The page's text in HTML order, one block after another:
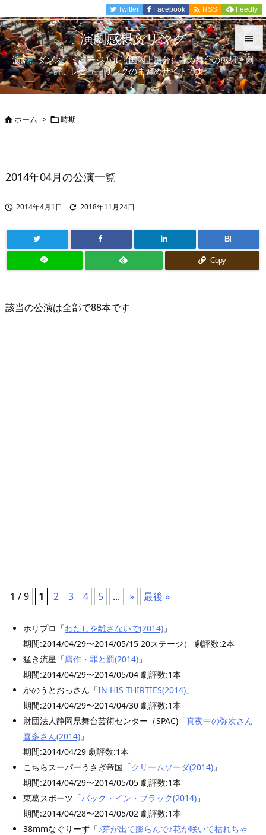


メニュ

Twitter Facebook  RSS Feedly
演劇感想文リンク
演劇、ダンス、ミュージカル（国内上演分）等の舞台の感想、劇
評、レビューリンクのまとめサイトです。
ホーム > 時期
2014年04月の公演一覧
 2014年4月1日  2018年11月24日
B!
Copy
該当の公演は全部で88本です
1 / 9 1 2 3 4 5 ... » 最後 »
ホリプロ「わたしを離さないで(2014) 」
期間:2014/04/29〜2014/05/15 20ステージ） 劇評数:2本
猛き流星「贋作・罪と罰(2014) 」
期間:2014/04/29〜2014/05/04 劇評数:1本
かのうとおっさん「IN HIS THIRTIES(2014) 」
期間:2014/04/29〜2014/04/30 劇評数:1本
財団法人静岡県舞台芸術センター（SPAC)「真夜中の弥次さん
喜多さん(2014) 」
期間:2014/04/29 劇評数:1本
こちらスーパーうさぎ帝国「クリームソーダ(2014) 」
期間:2014/04/29〜2014/05/05 劇評数:1本
東葛スポーツ「バック・イン・ブラック(2014) 」
期間:2014/04/28〜2014/05/02 劇評数:1本
38mmなぐりーず「♪芽が出て膨らんで♪花が咲いて枯れちゃ